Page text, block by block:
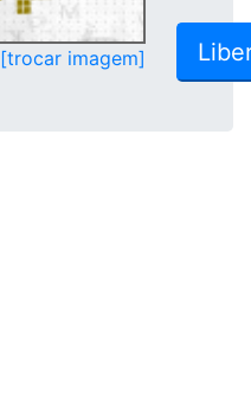
[trocar imagem]